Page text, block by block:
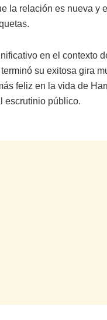
la relación es nueva y
en el contexto
su exitosa gira
feliz en la vida de
escrutinio público.